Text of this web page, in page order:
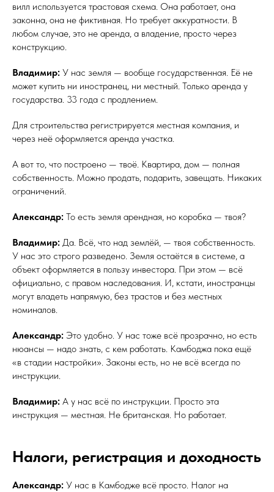
вилл используется трастовая схема. Она работает, она
законна, она не фиктивная. Но требует аккуратности. В
любом случае, это не аренда, а владение, просто через
конструкцию.
Владимир: У нас земля — вообще государственная. Её не
может купить ни иностранец, ни местный. Только аренда у
государства. 33 года с продлением.
Для строительства регистрируется местная компания, и
через неё оформляется аренда участка.
А вот то, что построено — твоё. Квартира, дом — полная
собственность. Можно продать, подарить, завещать. Никаких
ограничений.
Александр: То есть земля арендная, но коробка — твоя?
Владимир: Да. Всё, что над землёй, — твоя собственность.
У нас это строго разведено. Земля остаётся в системе, а
объект оформляется в пользу инвестора. При этом — всё
официально, с правом наследования. И, кстати, иностранцы
могут владеть напрямую, без трастов и без местных
номиналов.
Александр: Это удобно. У нас тоже всё прозрачно, но есть
нюансы — надо знать, с кем работать. Камбоджа пока ещё
«в стадии настройки». Законы есть, но не всё всегда по
инструкции.
Владимир: А у нас всё по инструкции. Просто эта
инструкция — местная. Не британская. Но работает.
Налоги, регистрация и доходность
Александр: У нас в Камбодже всё просто. Налог на